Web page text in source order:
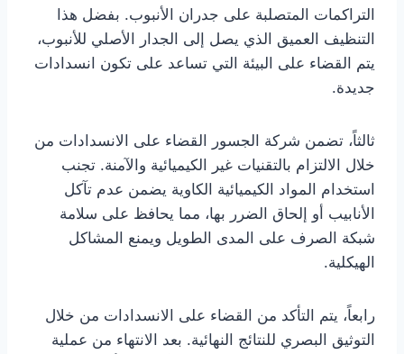
التراكمات المتصلبة على جدران الأنبوب. بفضل هذا
التنظيف العميق الذي يصل إلى الجدار الأصلي للأنبوب،
يتم القضاء على البيئة التي تساعد على تكون انسدادات
جديدة.
ثالثاً، تضمن شركة الجسور القضاء على الانسدادات من
خلال الالتزام بالتقنيات غير الكيميائية والآمنة. تجنب
استخدام المواد الكيميائية الكاوية يضمن عدم تآكل
الأنابيب أو إلحاق الضرر بها، مما يحافظ على سلامة
شبكة الصرف على المدى الطويل ويمنع المشاكل
الهيكلية.
رابعاً، يتم التأكد من القضاء على الانسدادات من خلال
التوثيق البصري للنتائج النهائية. بعد الانتهاء من عملية